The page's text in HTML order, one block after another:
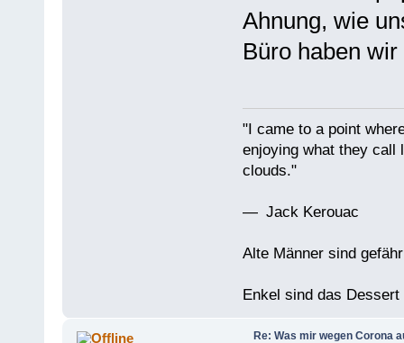
Ahnung, wie
Büro haben
"I came to a point
enjoying what they call
clouds."
— Jack Kerouac
Alte Männer sind
Enkel sind das Dessert
Re: Was mir wegen Corona